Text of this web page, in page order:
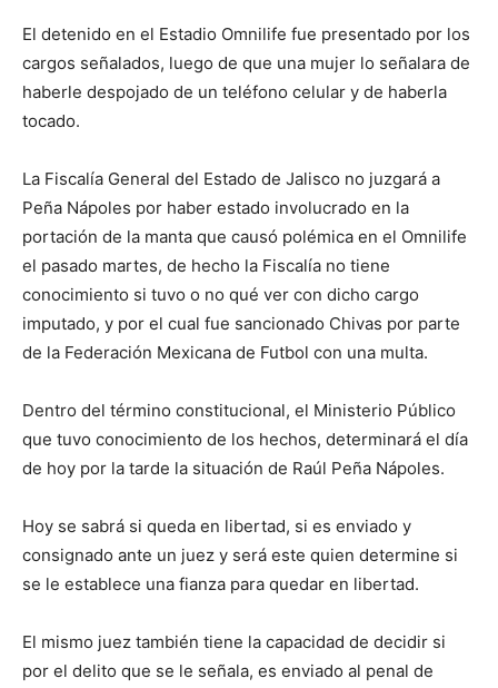
El detenido en el Estadio Omnilife fue presentado por los
cargos señalados, luego de que una mujer lo señalara de
haberle despojado de un teléfono celular y de haberla
tocado.
La Fiscalía General del Estado de Jalisco no juzgará a
Peña Nápoles por haber estado involucrado en la
portación de la manta que causó polémica en el Omnilife
el pasado martes, de hecho la Fiscalía no tiene
conocimiento si tuvo o no qué ver con dicho cargo
imputado, y por el cual fue sancionado Chivas por parte
de la Federación Mexicana de Futbol con una multa.
Dentro del término constitucional, el Ministerio Público
que tuvo conocimiento de los hechos, determinará el día
de hoy por la tarde la situación de Raúl Peña Nápoles.
Hoy se sabrá si queda en libertad, si es enviado y
consignado ante un juez y será este quien determine si
se le establece una fianza para quedar en libertad.
El mismo juez también tiene la capacidad de decidir si
por el delito que se le señala, es enviado al penal de